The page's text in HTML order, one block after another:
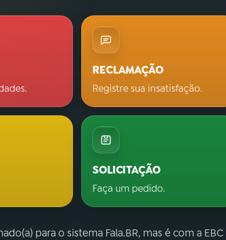
RECLAMAÇÃO
Registre sua insatisfação.
SOLICITAÇÃO
Faça um pedido.
para o sistema Fala.BR, mas é com a